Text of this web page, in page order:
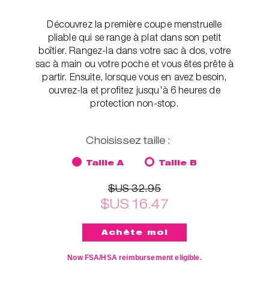
Découvrez la première coupe menstruelle
pliable qui se range à plat dans son petit
boîtier. Rangez-la dans votre sac à dos, votre
sac à main ou votre poche et vous êtes prête à
partir. Ensuite, lorsque vous en avez besoin,
ouvrez-la et profitez jusqu'à 6 heures de
protection non-stop.
Choisissez taille :
Taille A Taille B
$US 32.95
$US 16.47
Now FSA/HSA reimbursement eligible.